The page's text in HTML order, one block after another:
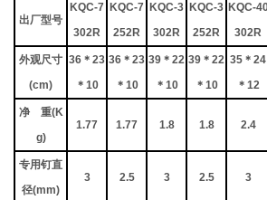
出厂型号
KQC-7
302R
KQC-7
252R
KQC-3
302R
KQC-3
252R
KQC-
302R
外观尺寸
(cm)
36＊23
＊10
36＊23
＊10
39＊22
＊10
39＊22
＊10
35＊24
＊12
净 重(K
g)
1.77 1.77 1.8 1.8 2.4
专用钉直
径(mm)
3 2.5 3 2.5 3